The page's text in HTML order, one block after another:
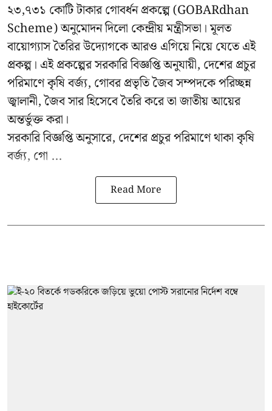
২৩,৭৩১ কোটি টাকার গোবর্ধন প্রকল্পে (GOBARdhan
Scheme) অনুমোদন দিলো কেন্দ্রীয় মন্ত্রীসভা। মূলত
বায়োগ্যাস তৈরির উদ্যোগকে আরও এগিয়ে নিয়ে যেতে এই
প্রকল্প। এই প্রকল্পের সরকারি বিজ্ঞপ্তি অনুযায়ী, দেশের প্রচুর
পরিমাণে কৃষি বর্জ্য, গোবর প্রভৃতি জৈব সম্পদকে পরিচ্ছন্ন
জ্বালানী, জৈব সার হিসেবে তৈরি করে তা জাতীয় আয়ের
অন্তর্ভুক্ত করা।
সরকারি বিজ্ঞপ্তি অনুসারে, দেশের প্রচুর পরিমাণে থাকা কৃষি
বর্জ্য, গো ...
Read More